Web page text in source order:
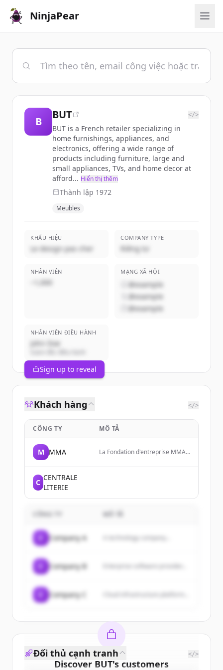
NinjaPear
B
BUT </>
BUT is a French retailer specializing in
home furnishings, appliances, and
electronics, offering a wide range of
products including furniture, large and
small appliances, TVs, and home decor at
afford... Hiển thị thêm
Thành lập 1972
Meubles
KHẨU HIỆU
Le design pas cher
COMPANY TYPE
Riêng tư
NHÂN VIÊN
~1,000
MẠNG XÃ HỘI
@example
@example
@example
NHÂN VIÊN ĐIỀU HÀNH
John Doe
Sign up to reveal
Khách hàng </>
CÔNG TY MÔ TẢ
M MMA
La Fondation d'entreprise MMA
C
CENTRALE
LITERIE
Company A A technology company...
Company B
Company C
Discover BUT's customers
Đối thủ cạnh tranh </>